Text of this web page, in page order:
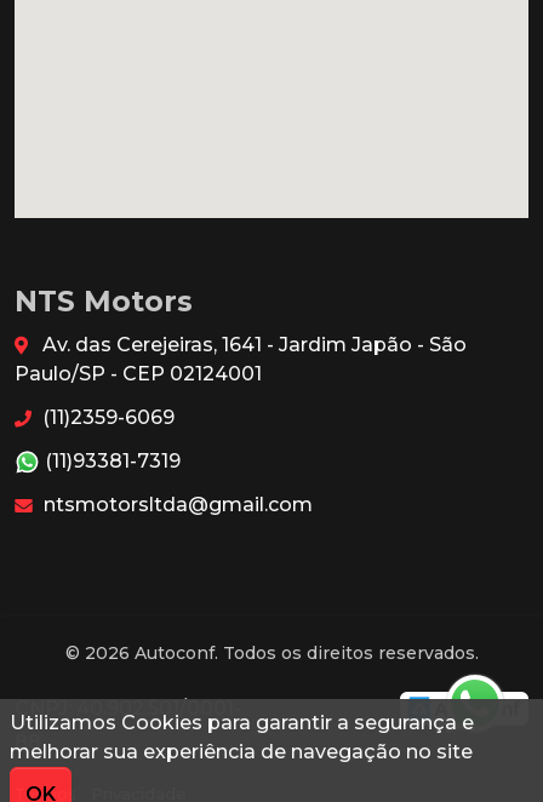
Utilizamos Cookies para garantir a segurança e
melhorar sua experiência de navegação no site
OK
NTS Motors
Av. das Cerejeiras, 1641 - Jardim Japão - São
Paulo/SP - CEP 02124001
(11)2359-6069
(11)93381-7319
ntsmotorsltda@gmail.com
© 2026 Autoconf. Todos os direitos reservados.
Termos